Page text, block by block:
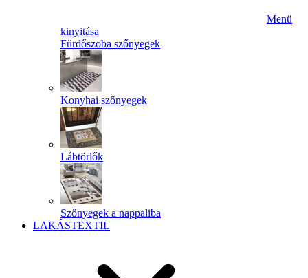
Menü
kinyitása
Fürdőszoba szőnyegek
Konyhai szőnyegek
Lábtörlők
Szőnyegek a nappaliba
LAKÁSTEXTIL